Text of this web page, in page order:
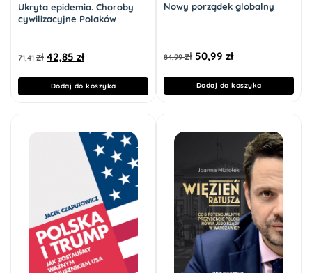
Ukryta epidemia. Choroby
cywilizacyjne Polaków
71,41zł 42,85 zł
Dodaj do koszyka
Nowy porządek globalny
84,99zł 50,99 zł
Dodaj do koszyka